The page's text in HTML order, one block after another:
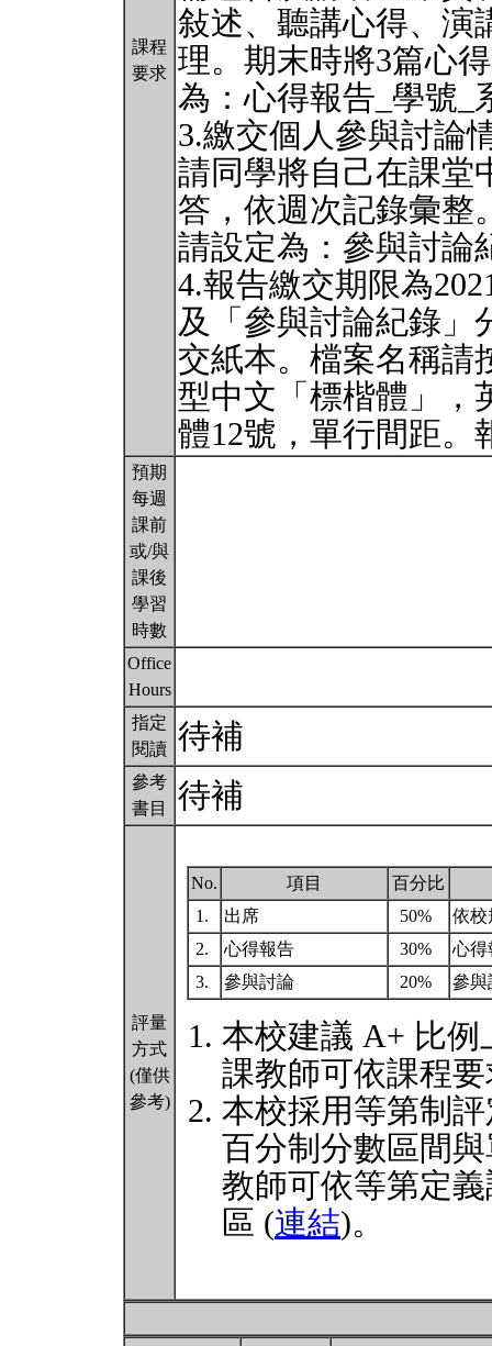
課程
要求
敍述、聽講心得、演
理。期末時將3篇心
為：心得報告_學號_
3.繳交個人參與討論
請同學將自己在課堂
答，依週次記錄彙整
請設定為：參與討論
4.報告繳交期限為
及「參與討論紀錄」
交紙本。檔案名稱請
型中文「標楷體」，
體12號，單行間距
預期
每週
課前
或/與
課後
學習
時數
Office
Hours
指定
閱讀 待補
參考
書目
待補
評量
方式
(僅供
參考)
No. 項目
百分比
1.
出席 50%
依
2.
心得報告 30%
心得
3.
參與討論 20% 參與
本校建議 A+ 比例
課教師可依課程
本校採用等第制
百分制分數區間
教師可依等第定
區 (連結)。